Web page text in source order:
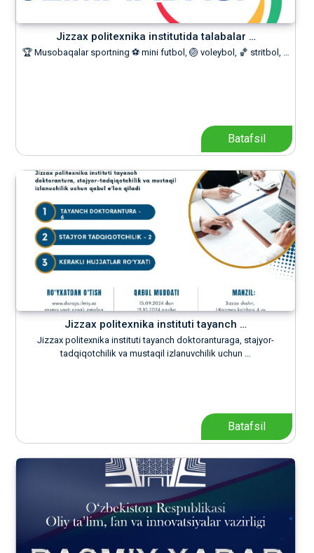
Jizzax politexnika institutida talabalar …
🏆 Musobaqalar sportning ⚽️ mini futbol, 🏐 voleybol, 🏀 stritbol, …
Batafsil
Jizzax politexnika instituti tayanch …
Jizzax politexnika instituti tayanch doktoranturaga, stajyor-
tadqiqotchilik va mustaqil izlanuvchilik uchun …
Batafsil